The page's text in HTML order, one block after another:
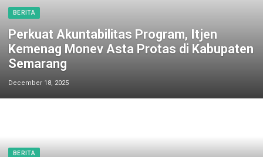
BERITA
Perkuat Akuntabilitas Program, Itjen
Kemenag Monev Asta Protas di Kabupaten
Semarang
December 18, 2025
BERITA